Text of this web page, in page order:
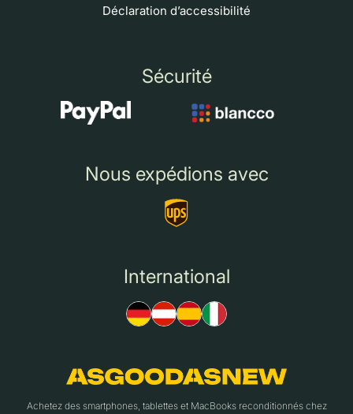
Déclaration d’accessibilité
Sécurité
Nous expédions avec
International
Achetez des smartphones, tablettes et MacBooks reconditionnés chez